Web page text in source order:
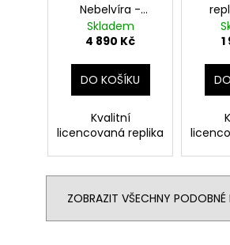
Nebelvíra -
replika, Harry
Potter
Skladem
4 890 Kč
DO KOŠÍKU
Kvalitní
licencovaná replika
ZOBRAZIT VŠECHNY PODOBNÉ